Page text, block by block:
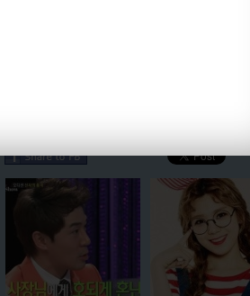
ตอนนี้แฟนๆสามารถติดตามเราได้อี